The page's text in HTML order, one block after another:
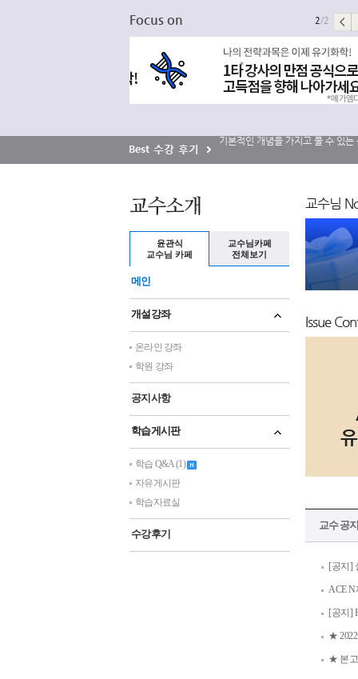
Focus on 1/2
윤관식
교수님 카페
교수님카페
전체보기
메인
개설강좌
온라인 강좌
학원 강좌
공지사항
학습게시판
학습 Q&A (1)
자유게시판
학습자료실
수강후기
교수님
Issue
교수 공
[공지]
ACE N
[공지]
★
★ 본